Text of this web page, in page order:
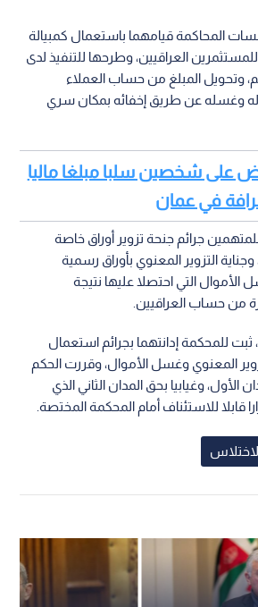
المحاكمة قيامهما باستعمال كمبيالة
العراقيين، وطرحها للتنفيذ لدى
وتحويل المبلغ من حساب العملاء
له وغسله عن طريق إخفائه بمكان سري
على شخصين سلبا مبلغا ماليا
في عمان
جرائم جنحة تزوير أوراق خاصة
التزوير المعنوي بأوراق رسمية
الأموال التي احتصلا عليها نتيجة
من حساب العراقيين.
للمحكمة إدانتهما بجرائم استعمال
المعنوي وغسل الأموال، وقررت الحكم
الأول، وغيابيا بحق المدان الثاني الذي
قابلا للاستئناف أمام المحكمة المختصة.